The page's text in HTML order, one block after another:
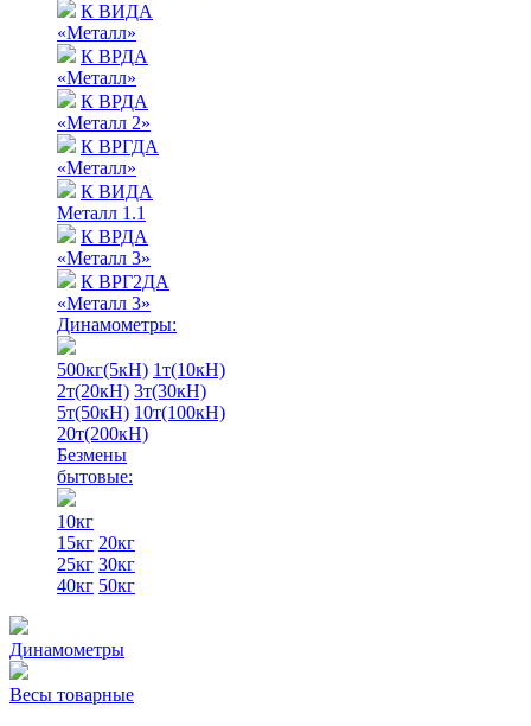
К ВИДА
«Металл»
К ВРДА
«Металл»
К ВРДА
«Металл 2»
К ВРГДА
«Металл»
К ВИДА
Металл 1.1
К ВРДА
«Металл 3»
К ВРГ2ДА
«Металл 3»
Динамометры:
500кг(5кН) 1т(10кН)
2т(20кН) 3т(30кН)
5т(50кН) 10т(100кН)
20т(200кН)
Безмены
бытовые:
10кг
15кг 20кг
25кг 30кг
40кг 50кг
Динамометры
Весы товарные